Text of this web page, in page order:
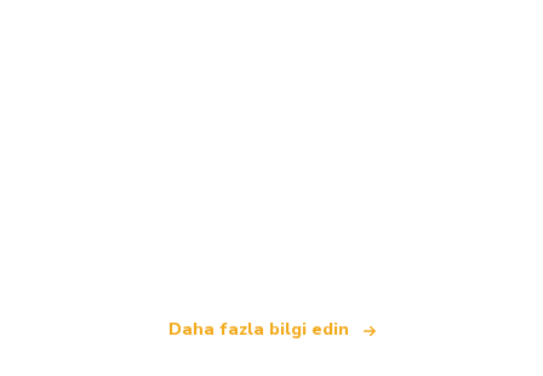
Daha fazla bilgi edin